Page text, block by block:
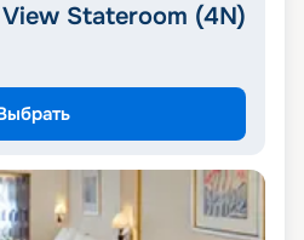
Stateroom (4N)